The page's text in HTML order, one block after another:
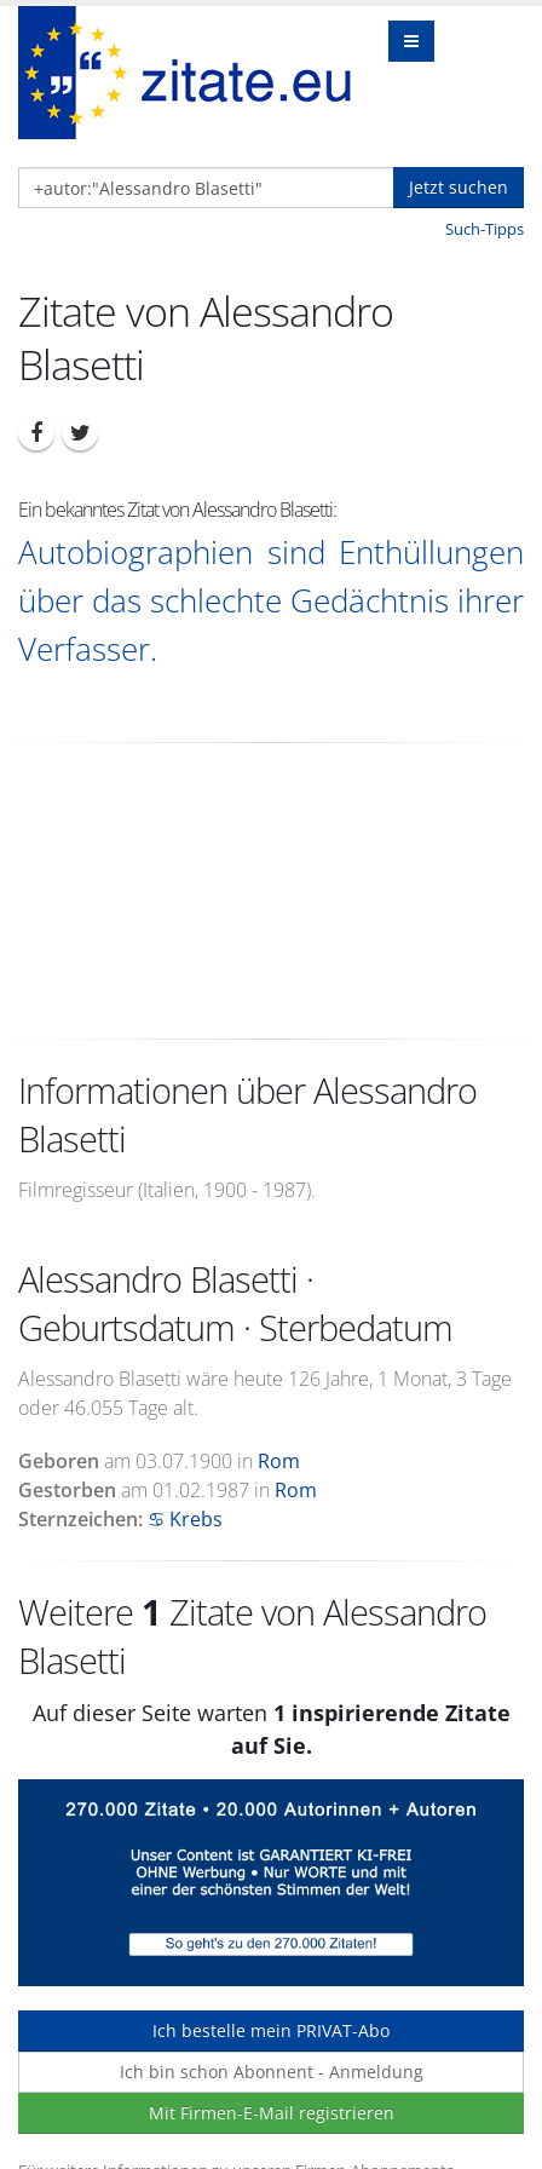
Jetzt suchen
Such-Tipps
Zitate von Alessandro
Blasetti
Ein bekanntes Zitat von Alessandro Blasetti:
Autobiographien sind Enthüllungen
über das schlechte Gedächtnis ihrer
Verfasser.
Informationen über Alessandro
Blasetti
Filmregisseur (Italien, 1900 - 1987).
Alessandro Blasetti ·
Geburtsdatum · Sterbedatum
Alessandro Blasetti wäre heute 126 Jahre, 1 Monat, 3 Tage
oder 46.055 Tage alt.
Geboren am 03.07.1900 in Rom
Gestorben am 01.02.1987 in Rom
Sternzeichen: ♋ Krebs
Weitere 1 Zitate von Alessandro
Blasetti
Auf dieser Seite warten 1 inspirierende Zitate
auf Sie.
Ich bestelle mein PRIVAT-Abo
Ich bin schon Abonnent - Anmeldung
Mit Firmen-E-Mail registrieren